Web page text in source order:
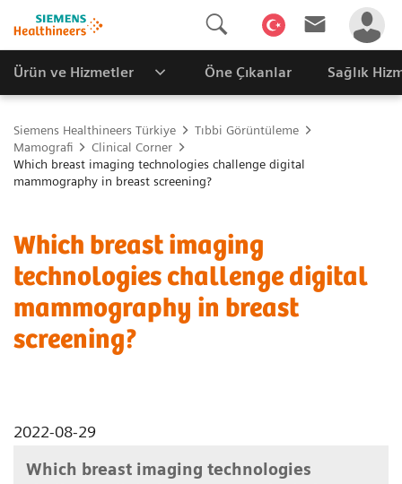
Ürün ve Hizmetler Öne Çıkanlar Sağlık
Siemens Healthineers Türkiye
Tıbbi Görüntüleme
Mamografi
Clinical Corner
Which breast imaging technologies challenge digital
mammography in breast screening?
Which breast imaging
technologies challenge digital
mammography in breast
screening?
2022-08-29
Which breast imaging technologies